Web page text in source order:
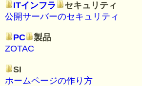
ITインフラ
セキュリティ
公開サーバーのセキュリティ
PC
製品
ZOTAC
SI
ホームページの作り方